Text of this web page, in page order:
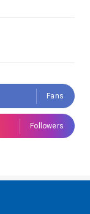
Fans
Followers